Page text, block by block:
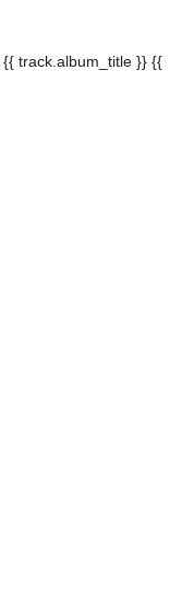
{{ track.album_title }} {{